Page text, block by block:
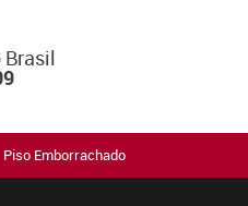
Brasil
Piso Emborrachado